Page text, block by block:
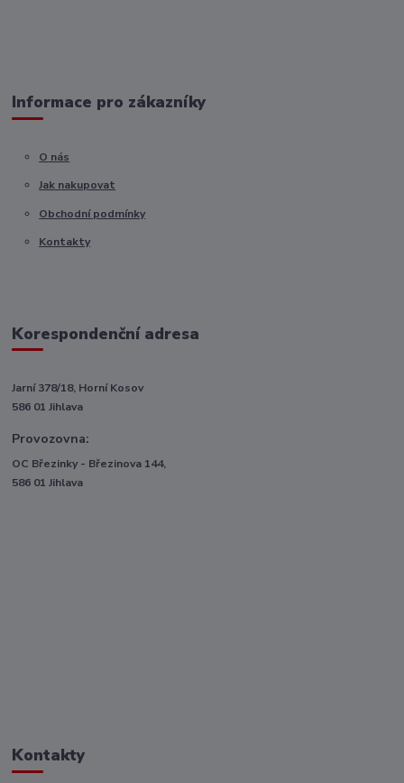
Informace pro zákazníky
O nás
Jak nakupovat
Obchodní podmínky
Kontakty
Korespondenční adresa
Jarní 378/18, Horní Kosov
586 01 Jihlava
Provozovna:
OC Březinky - Březinova 144,
586 01 Jihlava
Kontakty